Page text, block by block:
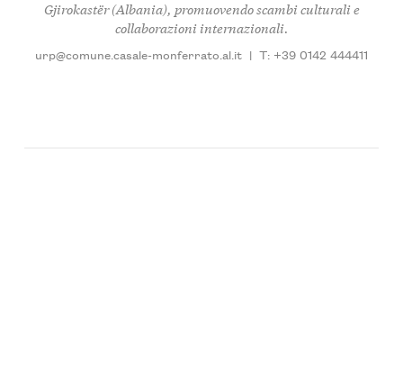
Gjirokastër (Albania), promuovendo scambi culturali e
collaborazioni internazionali.
urp@comune.casale-monferrato.al.it | T: +39 0142 444411